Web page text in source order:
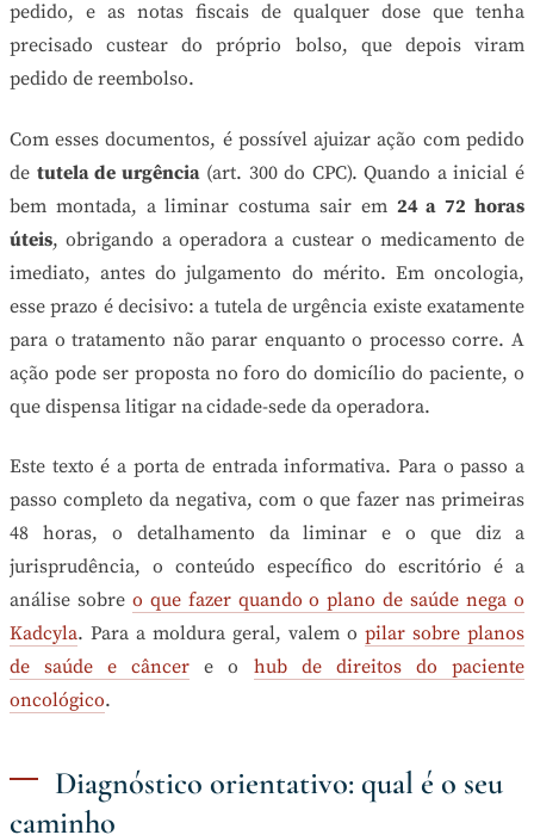
pedido, e as notas fiscais de qualquer dose que tenha
precisado custear do próprio bolso, que depois viram
pedido de reembolso.
Com esses documentos, é possível ajuizar ação com pedido
de tutela de urgência(art. 300 do CPC). Quando a inicial é
bem montada, a liminar costuma sair em 24 a 72 horas
úteis, obrigando a operadora a custear o medicamento de
imediato, antes do julgamento do mérito. Em oncologia,
esse prazo é decisivo: a tutela de urgência existe exatamente
para o tratamento não parar enquanto o processo corre. A
ação pode ser proposta no foro do domicílio do paciente, o
que dispensa litigar na cidade-sede da operadora.
Este texto é a porta de entrada informativa. Para o passo a
passo completo da negativa, com o que fazer nas primeiras
48 horas, o detalhamento da liminar e o que diz a
jurisprudência, o conteúdo específico do escritório é a
análise sobre o que fazer quando o plano de saúde nega o
Kadcyla. Para a moldura geral, valem o pilar sobre planos
de saúde e câncer e o hub de direitos do paciente
oncológico.
Diagnóstico orientativo: qual é o seu
caminho